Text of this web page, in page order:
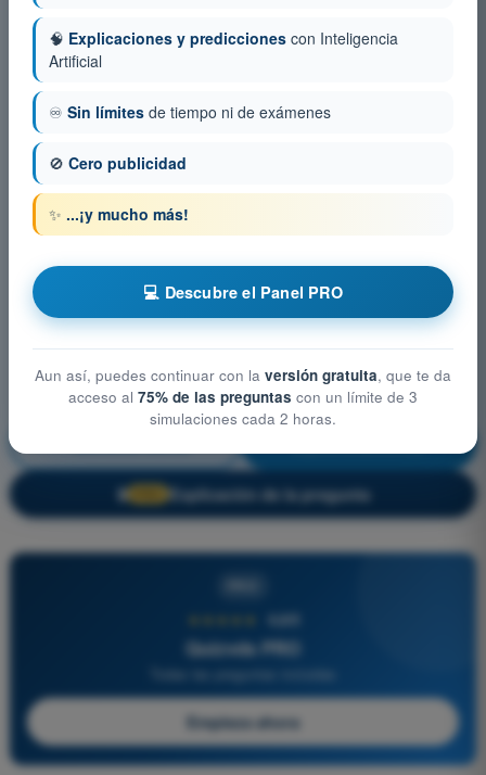
🔒 Explicación de la pregunta
4,6/5
Quizvds PRO
Empieza ahora
🧠 Explicaciones y predicciones con Inteligencia
Artificial
♾️ Sin límites de tiempo ni de exámenes
🚫 Cero publicidad
✨ ...¡y mucho más!
💻 Descubre el Panel PRO
Aun así, puedes continuar con la versión gratuita, que te da
acceso al 75% de las preguntas con un límite de 3
simulaciones cada 2 horas.